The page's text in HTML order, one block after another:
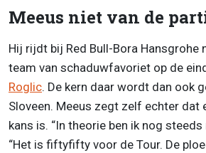
Meeus niet van de
Hij rijdt bij Red Bull-Bora Hansgrohe
team van schaduwfavoriet op de
Roglic. De kern daar wordt dan ook
Sloveen. Meeus zegt zelf echter dat
kans is. “In theorie ben ik nog steeds
“Het is fiftyfifty voor de Tour. De